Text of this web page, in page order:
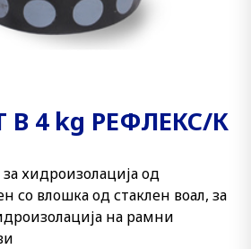
4 kg РЕФЛЕКС/К
хидроизолација од
со влошка од стаклен воал, за
на рамни